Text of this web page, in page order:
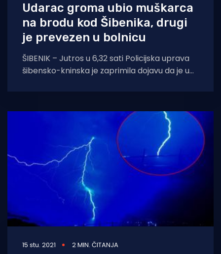
Udarac groma ubio muškarca
na brodu kod Šibenika, drugi
je prevezen u bolnicu
ŠIBENIK – Jutros u 6,32 sati Policijska uprava
šibensko-kninska je zaprimila dojavu da je u
15 stu. 2021 2 MIN. ČITANJA